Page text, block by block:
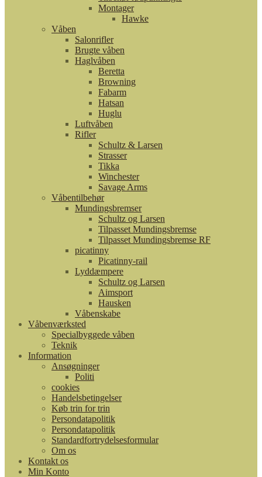
Montager
Hawke
Våben
Salonrifler
Brugte våben
Haglvåben
Beretta
Browning
Fabarm
Hatsan
Huglu
Luftvåben
Rifler
Schultz & Larsen
Strasser
Tikka
Winchester
Savage Arms
Våbentilbehør
Mundingsbremser
Schultz og Larsen
Tilpasset Mundingsbremse
Tilpasset Mundingsbremse RF
picatinny
Picatinny-rail
Lyddæmpere
Schultz og Larsen
Aimsport
Hausken
Våbenskabe
Våbenværksted
Specialbyggede våben
Teknik
Information
Ansøgninger
Politi
cookies
Handelsbetingelser
Køb trin for trin
Persondatapolitik
Persondatapolitik
Standardfortrydelsesformular
Om os
Kontakt os
Min Konto